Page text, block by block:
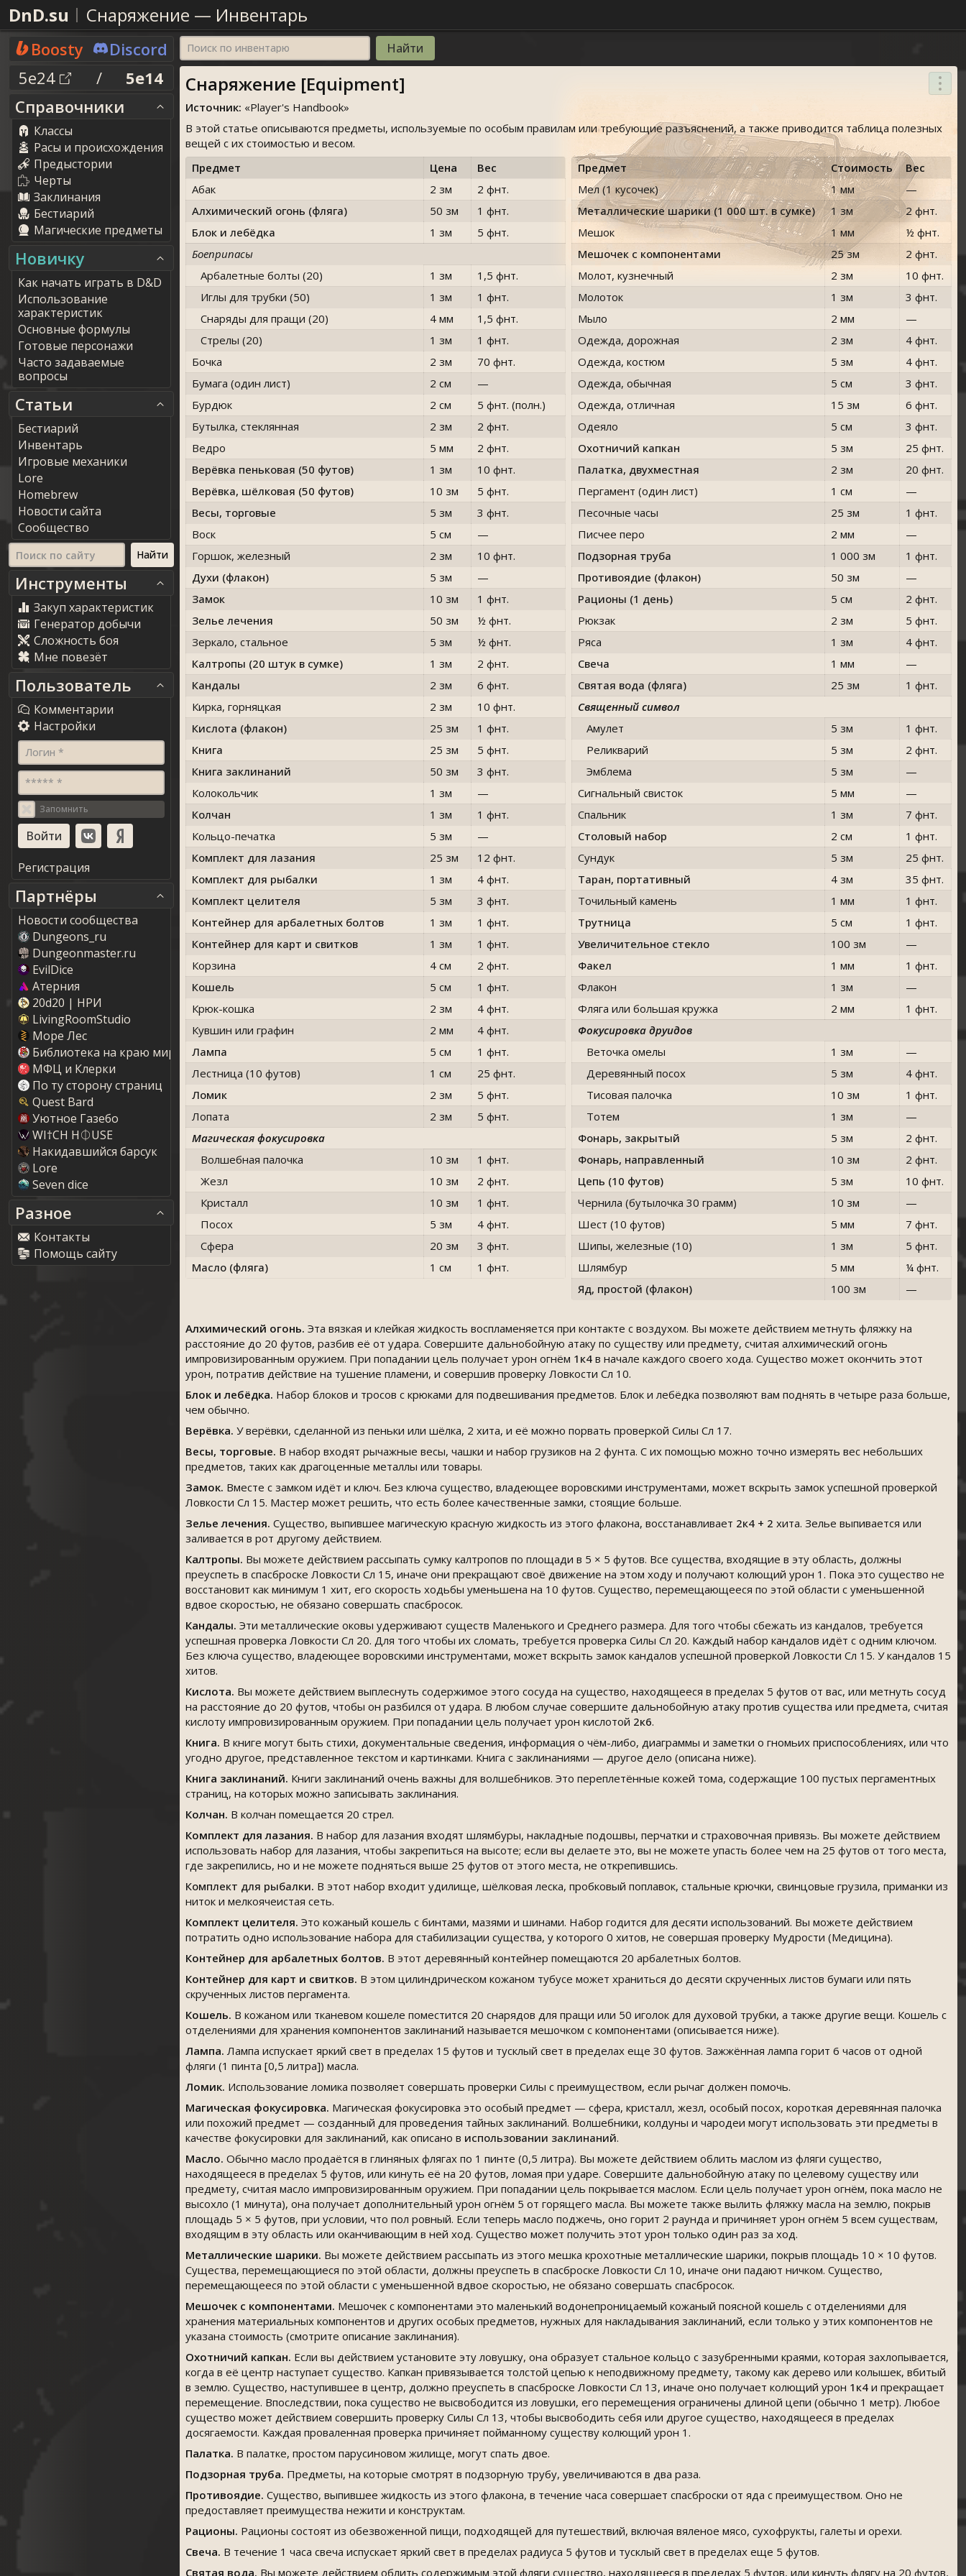
DnD.su Снаряжение — Инвентарь
Boosty
Discord
5e24
/
5e14
Справочники
Классы
Расы и происхождения
Предыстории
Черты
Заклинания
Бестиарий
Магические предметы
Новичку
Как начать играть в D&D
Использование
характеристик
Основные формулы
Готовые персонажи
Часто задаваемые
вопросы
Статьи
Бестиарий
Инвентарь
Игровые механики
Lore
Homebrew
Новости сайта
Сообщество
Инструменты
Закуп характеристик
Генератор добычи
Сложность боя
Мне повезёт
Пользователь
Комментарии
Настройки
Логин *
***** *
Запомнить
Регистрация
Партнёры
Новости сообщества
Dungeons_ru
Dungeonmaster.ru
EvilDice
Атерния
20d20 | НРИ
LivingRoomStudio
Море Лес
Библиотека на краю мира
МФЦ и Клерки
По ту сторону страниц
Quest Bard
Уютное Газебо
WI†CH H⏀USE
Накидавшийся барсук
Lore
Seven dice
Разное
Контакты
Помощь сайту
Поиск по инвентарю
Снаряжение [Equipment]
Источник: «Player's Handbook»
В этой статье описываются предметы, используемые по особым правилам или требующие разъяснений, а также приводится таблица полезных
вещей с их стоимостью и весом.
Предмет
Цена
Вес
Абак
2 зм
2 фнт.
Алхимический огонь (фляга)
50 зм
1 фнт.
Блок и лебёдка
1 зм
5 фнт.
Боеприпасы
Арбалетные болты (20)
1 зм
1,5 фнт.
Иглы для трубки (50)
1 зм
1 фнт.
Снаряды для пращи (20)
4 мм
1,5 фнт.
Стрелы (20)
1 зм
1 фнт.
Бочка
2 зм
70 фнт.
Бумага (один лист)
2 см
—
Бурдюк
2 см 5 фнт. (полн.)
Бутылка, стеклянная
2 зм
2 фнт.
Ведро
5 мм
2 фнт.
Верёвка пеньковая (50 футов)
1 зм
10 фнт.
Верёвка, шёлковая (50 футов)
10 зм
5 фнт.
Весы, торговые
5 зм
3 фнт.
Воск
5 см
—
Горшок, железный
2 зм
10 фнт.
Духи (флакон)
5 зм
—
Замок
10 зм
1 фнт.
Зелье лечения
50 зм
½ фнт.
Зеркало, стальное
5 зм
½ фнт.
Калтропы (20 штук в сумке)
1 зм
2 фнт.
Кандалы
2 зм
6 фнт.
Кирка, горняцкая
2 зм
10 фнт.
Кислота (флакон)
25 зм
1 фнт.
Книга
25 зм
5 фнт.
Книга заклинаний
50 зм
3 фнт.
Колокольчик
1 зм
—
Колчан
1 зм
1 фнт.
Кольцо-печатка
5 зм
—
Комплект для лазания
25 зм
12 фнт.
Комплект для рыбалки
1 зм
4 фнт.
Комплект целителя
5 зм
3 фнт.
Контейнер для арбалетных болтов
1 зм
1 фнт.
Контейнер для карт и свитков
1 зм
1 фнт.
Корзина
4 см
2 фнт.
Кошель
5 см
1 фнт.
Крюк-кошка
2 зм
4 фнт.
Кувшин или графин
2 мм
4 фнт.
Лампа
5 см
1 фнт.
Лестница (10 футов)
1 см
25 фнт.
Ломик
2 зм
5 фнт.
Лопата
2 зм
5 фнт.
Магическая фокусировка
Волшебная палочка
10 зм
1 фнт.
Жезл
10 зм
2 фнт.
Кристалл
10 зм
1 фнт.
Посох
5 зм
4 фнт.
Сфера
20 зм
3 фнт.
Масло (фляга)
1 см 1 фнт.
Предмет Стоимость
Вес
Мел (1 кусочек)
1 мм
—
Металлические шарики (1 000шт. в сумке) 1 зм
2 фнт.
Мешок
1 мм
½ фнт.
Мешочек с компонентами
25 зм
2 фнт.
Молот, кузнечный
2 зм
10 фнт.
Молоток
1 зм
3 фнт.
Мыло
2 мм
—
Одежда, дорожная
2 зм
4 фнт.
Одежда, костюм
5 зм
4 фнт.
Одежда, обычная
5 см
3 фнт.
Одежда, отличная
15 зм
6 фнт.
Одеяло
5 см
3 фнт.
Охотничий капкан
5 зм
25 фнт.
Палатка, двухместная
2 зм
20 фнт.
Пергамент (один лист)
1 см
—
Песочные часы
25 зм
1 фнт.
Писчее перо
2 мм
—
Подзорная труба
1 000 зм
1 фнт.
Противоядие (флакон)
50 зм
—
Рационы (1 день)
5 см
2 фнт.
Рюкзак
2 зм
5 фнт.
Ряса
1 зм
4 фнт.
Свеча
1 мм
—
Святая вода (фляга)
25 зм
1 фнт.
Священный символ
Амулет
5 зм
1 фнт.
Реликварий
5 зм
2 фнт.
Эмблема
5 зм
—
Сигнальный свисток
5 мм
—
Спальник
1 зм
7 фнт.
Столовый набор
2 см
1 фнт.
Сундук
5 зм
25 фнт.
Таран, портативный
4 зм
35 фнт.
Точильный камень
1 мм
1 фнт.
Трутница
5 см
1 фнт.
Увеличительное стекло
100 зм
—
Факел
1 мм
1 фнт.
Флакон
1 зм
—
Фляга или большая кружка
2 мм
1 фнт.
Фокусировка друидов
Веточка омелы
1 зм
—
Деревянный посох
5 зм
4 фнт.
Тисовая палочка
10 зм
1 фнт.
Тотем
1 зм
—
Фонарь, закрытый
5 зм
2 фнт.
Фонарь, направленный
10 зм
2 фнт.
Цепь (10 футов)
5 зм
10 фнт.
Чернила (бутылочка 30 грамм)
10 зм
—
Шест (10 футов)
5 мм
7 фнт.
Шипы, железные (10)
1 зм
5 фнт.
Шлямбур
5 мм
¼ фнт.
Яд, простой (флакон)
100 зм —
Алхимический огонь. Эта вязкая и клейкая жидкость воспламеняется при контакте с воздухом. Вы можете действием метнуть фляжку на
расстояние до 20 футов, разбив её от удара. Совершите дальнобойную атаку по существу или предмету, считая алхимический огонь
импровизированным оружием. При попадании цель получает урон огнём 1к4 в начале каждого своего хода. Существо может окончить этот
урон, потратив действие на тушение пламени, и совершив проверку Ловкости Сл 10.
Блок и лебёдка. Набор блоков и тросов с крюками для подвешивания предметов. Блок и лебёдка позволяют вам поднять в четыре раза больше,
чем обычно.
Верёвка. У верёвки, сделанной из пеньки или шёлка, 2 хита, и её можно порвать проверкой Силы Сл 17.
Весы, торговые. В набор входят рычажные весы, чашки и набор грузиков на 2 фунта. С их помощью можно точно измерять вес небольших
предметов, таких как драгоценные металлы или товары.
Замок. Вместе с замком идёт и ключ. Без ключа существо, владеющее воровскими инструментами, может вскрыть замок успешной проверкой
Ловкости Сл 15. Мастер может решить, что есть более качественные замки, стоящие больше.
Зелье лечения. Существо, выпившее магическую красную жидкость из этого флакона, восстанавливает 2к4 + 2 хита. Зелье выпивается или
заливается в рот другому действием.
Калтропы. Вы можете действием рассыпать сумку калтропов по площади в 5 × 5 футов. Все существа, входящие в эту область, должны
преуспеть в спасброске Ловкости Сл 15, иначе они прекращают своё движение на этом ходу и получают колющий урон 1. Пока это существо не
восстановит как минимум 1 хит, его скорость ходьбы уменьшена на 10 футов. Существо, перемещающееся по этой области с уменьшенной
вдвое скоростью, не обязано совершать спасбросок.
Кандалы. Эти металлические оковы удерживают существ Маленького и Среднего размера. Для того чтобы сбежать из кандалов, требуется
успешная проверка Ловкости Сл 20. Для того чтобы их сломать, требуется проверка Силы Сл 20. Каждый набор кандалов идёт с одним ключом.
Без ключа существо, владеющее воровскими инструментами, может вскрыть замок кандалов успешной проверкой Ловкости Сл 15. У кандалов 15
хитов.
Кислота. Вы можете действием выплеснуть содержимое этого сосуда на существо, находящееся в пределах 5 футов от вас, или метнуть сосуд
на расстояние до 20 футов, чтобы он разбился от удара. В любом случае совершите дальнобойную атаку против существа или предмета, считая
кислоту импровизированным оружием. При попадании цель получает урон кислотой 2к6.
Книга. В книге могут быть стихи, документальные сведения, информация о чём-либо, диаграммы и заметки о гномьих приспособлениях, или что
угодно другое, представленное текстом и картинками. Книга с заклинаниями — другое дело (описана ниже).
Книга заклинаний. Книги заклинаний очень важны для волшебников. Это переплетённые кожей тома, содержащие 100 пустых пергаментных
страниц, на которых можно записывать заклинания.
Колчан. В колчан помещается 20 стрел.
Комплект для лазания. В набор для лазания входят шлямбуры, накладные подошвы, перчатки и страховочная привязь. Вы можете действием
использовать набор для лазания, чтобы закрепиться на высоте; если вы делаете это, вы не можете упасть более чем на 25 футов от того места,
где закрепились, но и не можете подняться выше 25 футов от этого места, не открепившись.
Комплект для рыбалки. В этот набор входит удилище, шёлковая леска, пробковый поплавок, стальные крючки, свинцовые грузила, приманки из
ниток и мелкоячеистая сеть.
Комплект целителя. Это кожаный кошель с бинтами, мазями и шинами. Набор годится для десяти использований. Вы можете действием
потратить одно использование набора для стабилизации существа, у которого 0 хитов, не совершая проверку Мудрости (Медицина).
Контейнер для арбалетных болтов. В этот деревянный контейнер помещаются 20 арбалетных болтов.
Контейнер для карт и свитков. В этом цилиндрическом кожаном тубусе может храниться до десяти скрученных листов бумаги или пять
скрученных листов пергамента.
Кошель. В кожаном или тканевом кошеле поместится 20 снарядов для пращи или 50 иголок для духовой трубки, а также другие вещи. Кошель с
отделениями для хранения компонентов заклинаний называется мешочком с компонентами (описывается ниже).
Лампа. Лампа испускает яркий свет в пределах 15 футов и тусклый свет в пределах еще 30 футов. Зажжённая лампа горит 6 часов от одной
фляги (1 пинта [0,5 литра]) масла.
Ломик. Использование ломика позволяет совершать проверки Силы с преимуществом, если рычаг должен помочь.
Магическая фокусировка. Магическая фокусировка это особый предмет — сфера, кристалл, жезл, особый посох, короткая деревянная палочка
или похожий предмет — созданный для проведения тайных заклинаний. Волшебники, колдуны и чародеи могут использовать эти предметы в
качестве фокусировки для заклинаний, как описано в использовании заклинаний.
Масло. Обычно масло продаётся в глиняных флягах по 1 пинте (0,5 литра). Вы можете действием облить маслом из фляги существо,
находящееся в пределах 5 футов, или кинуть её на 20 футов, ломая при ударе. Совершите дальнобойную атаку по целевому существу или
предмету, считая масло импровизированным оружием. При попадании цель покрывается маслом. Если цель получает урон огнём, пока масло не
высохло (1 минута), она получает дополнительный урон огнём 5 от горящего масла. Вы можете также вылить фляжку масла на землю, покрыв
площадь 5 × 5 футов, при условии, что пол ровный. Если теперь масло поджечь, оно горит 2 раунда и причиняет урон огнём 5 всем существам,
входящим в эту область или оканчивающим в ней ход. Существо может получить этот урон только один раз за ход.
Металлические шарики. Вы можете действием рассыпать из этого мешка крохотные металлические шарики, покрыв площадь 10 × 10 футов.
Существа, перемещающиеся по этой области, должны преуспеть в спасброске Ловкости Сл 10, иначе они падают ничком. Существо,
перемещающееся по этой области с уменьшенной вдвое скоростью, не обязано совершать спасбросок.
Мешочек с компонентами. Мешочек с компонентами это маленький водонепроницаемый кожаный поясной кошель с отделениями для
хранения материальных компонентов и других особых предметов, нужных для накладывания заклинаний, если только у этих компонентов не
указана стоимость (смотрите описание заклинания).
Охотничий капкан. Если вы действием установите эту ловушку, она образует стальное кольцо с зазубренными краями, которая захлопывается,
когда в её центр наступает существо. Капкан привязывается толстой цепью к неподвижному предмету, такому как дерево или колышек, вбитый
в землю. Существо, наступившее в центр, должно преуспеть в спасброске Ловкости Сл 13, иначе оно получает колющий урон 1к4 и прекращает
перемещение. Впоследствии, пока существо не высвободится из ловушки, его перемещения ограничены длиной цепи (обычно 1 метр). Любое
существо может действием совершить проверку Силы Сл 13, чтобы высвободить себя или другое существо, находящееся в пределах
досягаемости. Каждая проваленная проверка причиняет пойманному существу колющий урон 1.
Палатка. В палатке, простом парусиновом жилище, могут спать двое.
Подзорная труба. Предметы, на которые смотрят в подзорную трубу, увеличиваются в два раза.
Противоядие. Существо, выпившее жидкость из этого флакона, в течение часа совершает спасброски от яда с преимуществом. Оно не
предоставляет преимущества нежити и конструктам.
Рационы. Рационы состоят из обезвоженной пищи, подходящей для путешествий, включая вяленое мясо, сухофрукты, галеты и орехи.
Свеча. В течение 1 часа свеча испускает яркий свет в пределах радиуса 5 футов и тусклый свет в пределах еще 5 футов.
Святая вода. Вы можете действием облить содержимым этой фляги существо, находящееся в пределах 5 футов, или кинуть флягу на 20 футов,